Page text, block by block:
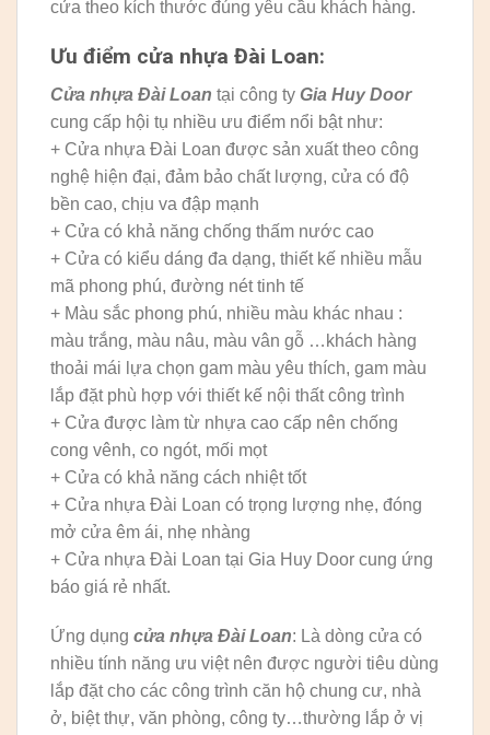
cửa theo kích thước đúng yêu cầu khách hàng.
Ưu điểm cửa nhựa Đài Loan:
Cửa nhựa Đài Loan tại công ty Gia Huy Door
cung cấp hội tụ nhiều ưu điểm nổi bật như:
+ Cửa nhựa Đài Loan được sản xuất theo công
nghệ hiện đại, đảm bảo chất lượng, cửa có độ
bền cao, chịu va đập mạnh
+ Cửa có khả năng chống thấm nước cao
+ Cửa có kiểu dáng đa dạng, thiết kế nhiều mẫu
mã phong phú, đường nét tinh tế
+ Màu sắc phong phú, nhiều màu khác nhau :
màu trắng, màu nâu, màu vân gỗ …khách hàng
thoải mái lựa chọn gam màu yêu thích, gam màu
lắp đặt phù hợp với thiết kế nội thất công trình
+ Cửa được làm từ nhựa cao cấp nên chống
cong vênh, co ngót, mối mọt
+ Cửa có khả năng cách nhiệt tốt
+ Cửa nhựa Đài Loan có trọng lượng nhẹ, đóng
mở cửa êm ái, nhẹ nhàng
+ Cửa nhựa Đài Loan tại Gia Huy Door cung ứng
báo giá rẻ nhất.
Ứng dụng cửa nhựa Đài Loan: Là dòng cửa có
nhiều tính năng ưu việt nên được người tiêu dùng
lắp đặt cho các công trình căn hộ chung cư, nhà
ở, biệt thự, văn phòng, công ty…thường lắp ở vị